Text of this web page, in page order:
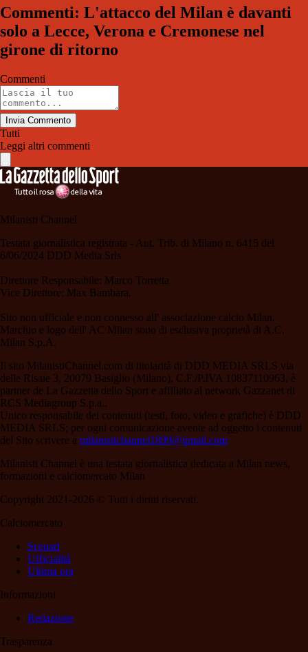
Commenti: L'attacco del Milan è davanti
solo a Lecce, Verona e Cremonese nel
girone di ritorno
Commenti
Invia Commento
Tutti
Leggi altri commenti
Milanisti Channel
Testata giornalistica registrata - Aut. Trib. di Milano n. 6415 del
6/06/2024 DDD Media Srls
Direttore Responsabile: Marco Torretta
Vice Direttore: Max Bambara.
Sito non ufficiale e non connesso all' associazione calcio Milan.
Marchio e logo dell' AC Milan sono di esclusiva proprietà di A.C.
Milan S.p.A.
Il sito MilanistiChannel.com di titolarità di DDD MEDIA SRLS via
delle Risaie 3, 20079 Basiglio (Milano), C.F./P.IVA 10837110963, è
partner de La Gazzetta dello Sport e affiliato al network Gazzanet di
RCS Mediagroup S.p.a..
Unico responsabile dei contenuti (testi, foto, video e grafiche) è DDD
MEDIA SRLS; per ogni comunicazione avente ad oggetto i contenuti
del Sito scrivere a milanistichannel1899@gmail.com
Milanisti Channel è una testata giornalistica dedicata a Milan news,
formazioni e calciomercato Milan
Copyright 2021-2026 © Tutti i diritti riservati.
Calciomercato
Scenari
Ufficialità
Ultima ora
Informazioni
Redazione
Trasparenza